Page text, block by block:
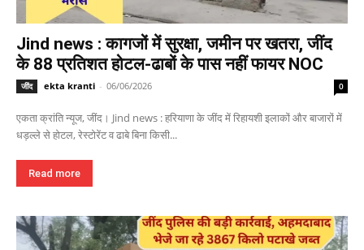
Jind news : कागजों में सुरक्षा, जमीन पर खतरा, जींद
के 88 प्रतिशत होटल-ढाबों के पास नहीं फायर NOC
जींद ekta kranti - 06/06/2026 0
एकता क्रांति न्यूज, जींद। Jind news : हरियाणा के जींद में रिहायशी इलाकों और बाजारों में
धड़ल्ले से होटल, रेस्टोरेंट व ढाबे बिना किसी...
Read more